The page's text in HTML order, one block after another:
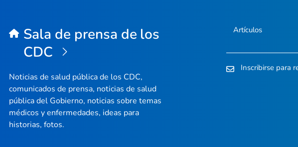
Sala de prensa de los
CDC
Noticias de salud pública de los CDC,
comunicados de prensa, noticias de salud
pública del Gobierno, noticias sobre temas
médicos y enfermedades, ideas para
historias, fotos.
Artículos
Inscribirse para